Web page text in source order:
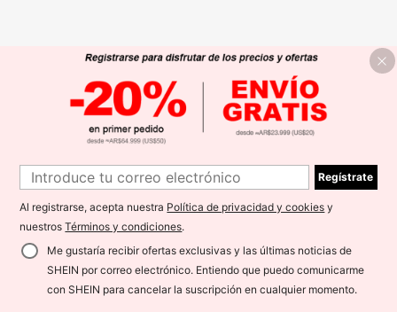
Regístrate
Al registrarse, acepta nuestra Política de privacidad y cookies y
nuestrosTérminos y condiciones.
Me gustaría recibir ofertas exclusivas y las últimas noticias de
SHEIN por correo electrónico. Entiendo que puedo comunicarme
con SHEIN para cancelar la suscripción en cualquier momento.